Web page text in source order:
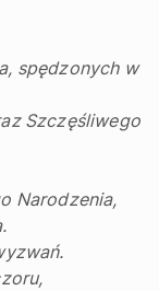
spędzonych w
Szczęśliwego
Narodzenia,